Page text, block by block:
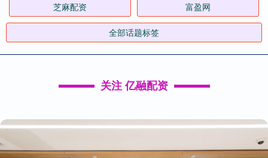
芝麻配资 富盈网
全部话题标签
关注 亿融配资